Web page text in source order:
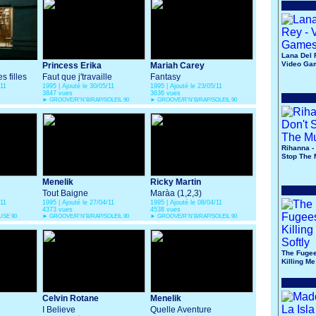
filles
Princess Erika
Faut que j'travaille
1995 | Ajouté le 30/05/11
3847 vues
► GROOVE/R'N'B/RAP/SOLEIL 90
Mariah Carey
Fantasy
1995 | Ajouté le 23/05/11
3636 vues
► GROOVE/R'N'B/RAP/SOLEIL 90
90
Menelik
Tout Baigne
1995 | Ajouté le 27/04/11
4373 vues
► GROOVE/R'N'B/RAP/SOLEIL 90
Ricky Martin
Marà­a (1,2,3)
1995 | Ajouté le 08/04/11
4538 vues
► GROOVE/R'N'B/RAP/SOLEIL 90
Celvin Rotane
I Believe
Menelik
Quelle Aventure
Lana Del
Video
Rihanna -
Stop The
The
Killing